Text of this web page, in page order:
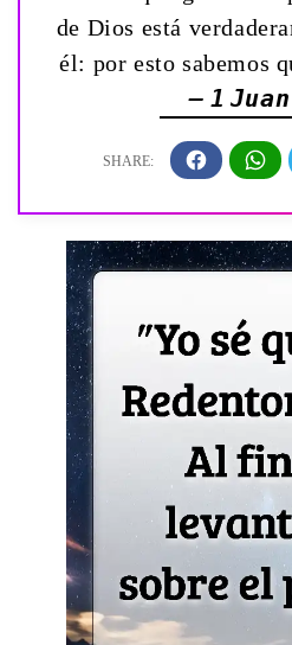
de Dios está
él: por esto sabemos
— 1